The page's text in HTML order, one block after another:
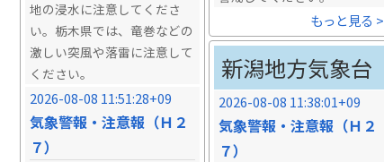
もっと見る >
地の浸水に注意してくださ
い。栃木県では、竜巻などの
激しい突風や落雷に注意して
ください。
2026-08-08 11:51:28+09
気象警報・注意報（Ｈ２
７）
新潟地方気象台
2026-08-08 11:38:01+09
気象警報・注意報（Ｈ２
７）